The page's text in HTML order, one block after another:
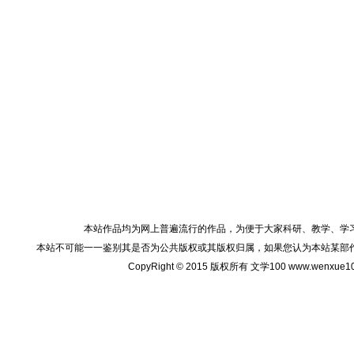
本站作品均为网上普遍流行的作品，为便于大家科研、教学、
本站不可能一一鉴别其是否为公共版权或其版权归属，如果您认为本站某
CopyRight © 2015 版权所有 文学100